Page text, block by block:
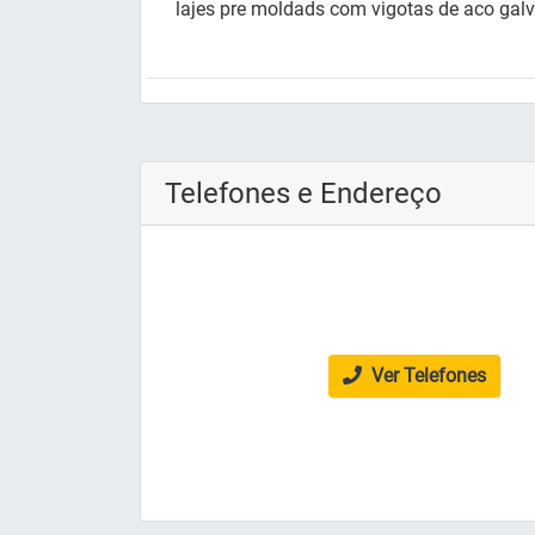
lajes pre moldads com vigotas de aco
Telefones e Endereço
Ver Telefones